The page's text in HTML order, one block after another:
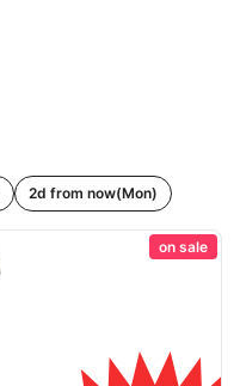
2d from now(Mon)
on sale